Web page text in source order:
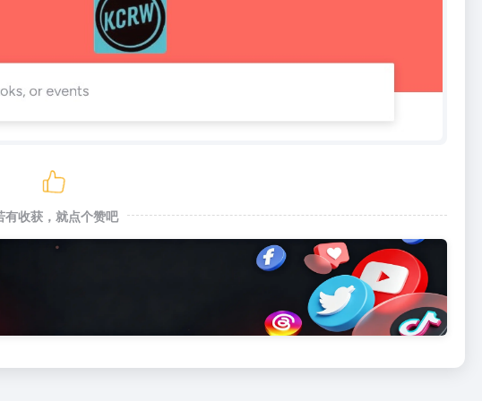
有收获，就点个赞吧